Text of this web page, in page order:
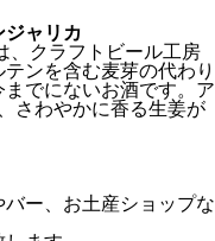
ジャリカ
、クラフトビール工房
ンを含む麦芽の代わり
でにないお酒です。ア
さわやかに香る生姜が
ー、お土産ショップな